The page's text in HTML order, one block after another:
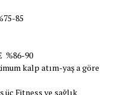
85
90
kalp atım-yaş a göre
üç Fitness ve sağlık